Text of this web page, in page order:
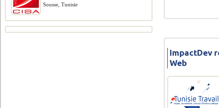
ImpactDev
Web
Sousse, Tunisie